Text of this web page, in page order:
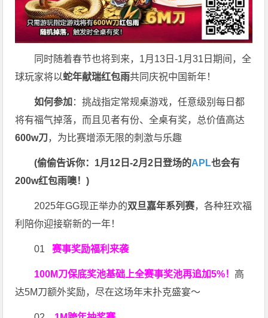
同时随着春节也将到来，1月13日-1月31日期间，全
球玩家将以蛇年献瑞红包雨共同庆祝中国新年！
如何参加 ：挑战指定常规桌游戏，任意级别每日都
将有福气掉落，而且见者有份、全桌有奖，总价值高达
600w刀，为比赛增添无限的刺激与乐趣
(偷偷告诉你：1月12日-2月2日登场的APL也会有
200w红包雨噢！)
2025年GG现正举办的双旦嘉年系列赛，各种狂欢福
利陪你迎接崭新的一年！
01赛事奖励福利来袭
100M刀保底奖池基础上全赛事奖池再追加5%！ 高
达5M刀额外奖励，尽在这场年末扑克盛宴～